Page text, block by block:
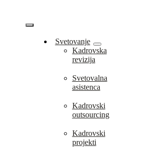
content
Vklopi/Izklopi
navigacijo
Svetovanje
Kadrovska
revizija
Svetovalna
asistenca
Kadrovski
outsourcing
Kadrovski
projekti